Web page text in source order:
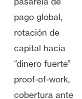
pago global,
rotación de
capital hacia
“dinero fuerte”
proof-of-work,
cobertura ante